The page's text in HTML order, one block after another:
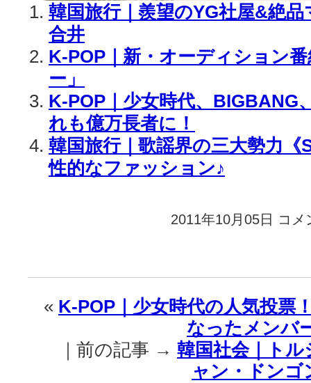
韓国旅行｜羨望のYG社屋&絶
合井
K-POP｜新・オーディション
ー」
K-POP｜少女時代、BIGBANG
れも億万長者に！
韓国旅行｜歌謡界の三大勢力《
性的なファッション♪
2011年10月05日
K-
は
格
で
選
ば
れ、
コメ
« K-POP｜少女時代の人気投票
なったメンバ
｜前の記事 → 韓国社会｜ト
ャン・ドンゴ